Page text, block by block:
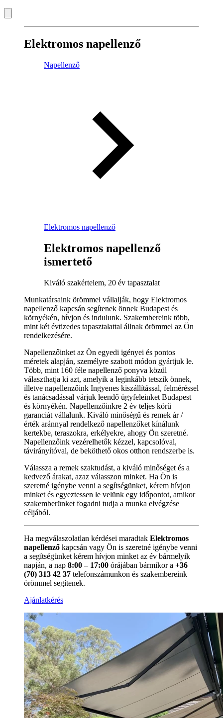
Elektromos napellenző
Napellenző
Elektromos napellenző
Elektromos napellenző
ismertető
Kiváló szakértelem, 20 év tapasztalat
Munkatársaink örömmel vállalják, hogy Elektromos
napellenző kapcsán segítenek önnek Budapest és
környékén, hívjon és indulunk. Szakembereink több,
mint két évtizedes tapasztalattal állnak örömmel az Ön
rendelkezésére.
Napellenzőinket az Ön egyedi igényei és pontos
méretek alapján, személyre szabott módon gyártjuk le.
Több, mint 160 féle napellenző ponyva közül
választhatja ki azt, amelyik a leginkább tetszik önnek,
illetve napellenzőink Ingyenes kiszállítással, felméréssel
és tanácsadással várjuk leendő ügyfeleinket Budapest
és környékén. Napellenzőinkre 2 év teljes körű
garanciát vállalunk. Kiváló minőségű és remek ár /
érték aránnyal rendelkező napellenzőket kínálunk
kertekbe, teraszokra, erkélyekre, ahogy Ön szeretné.
Napellenzőink vezérelhetők kézzel, kapcsolóval,
távirányítóval, de beköthető okos otthon rendszerbe is.
Válassza a remek szaktudást, a kiváló minőséget és a
kedvező árakat, azaz válasszon minket. Ha Ön is
szeretné igénybe venni a segítségünket, kérem hívjon
minket és egyeztessen le velünk egy időpontot, amikor
szakemberünket fogadni tudja a munka elvégzése
céljából.
Ha megválaszolatlan kérdései maradtak Elektromos
napellenző kapcsán vagy Ön is szeretné igénybe venni
a segítségünket kérem hívjon minket az év bármelyik
napján, a nap 8:00 – 17:00 órájában bármikor a +36
(70) 313 42 37 telefonszámunkon és szakembereink
örömmel segítenek.
Ajánlatkérés